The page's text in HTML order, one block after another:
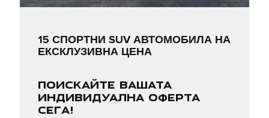
15 СПОРТНИ SUV АВТОМОБИЛА НА
ЕКСКЛУЗИВНА ЦЕНА
ПОИСКАЙТЕ ВАШАТА
ИНДИВИДУАЛНА ОФЕРТА
СЕГА!